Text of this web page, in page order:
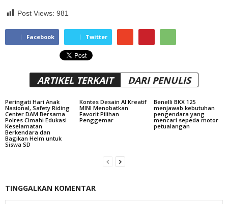
Post Views: 981
Facebook Twitter
ARTIKEL TERKAIT DARI PENULIS
Peringati Hari Anak
Nasional, Safety Riding
Center DAM Bersama
Polres Cimahi Edukasi
Keselamatan
Berkendara dan
Bagikan Helm untuk
Siswa SD
Kontes Desain AI Kreatif
MINI Menobatkan
Favorit Pilihan
Penggemar
Benelli BKX 125
menjawab kebutuhan
pengendara yang
mencari sepeda motor
petualangan
TINGGALKAN KOMENTAR